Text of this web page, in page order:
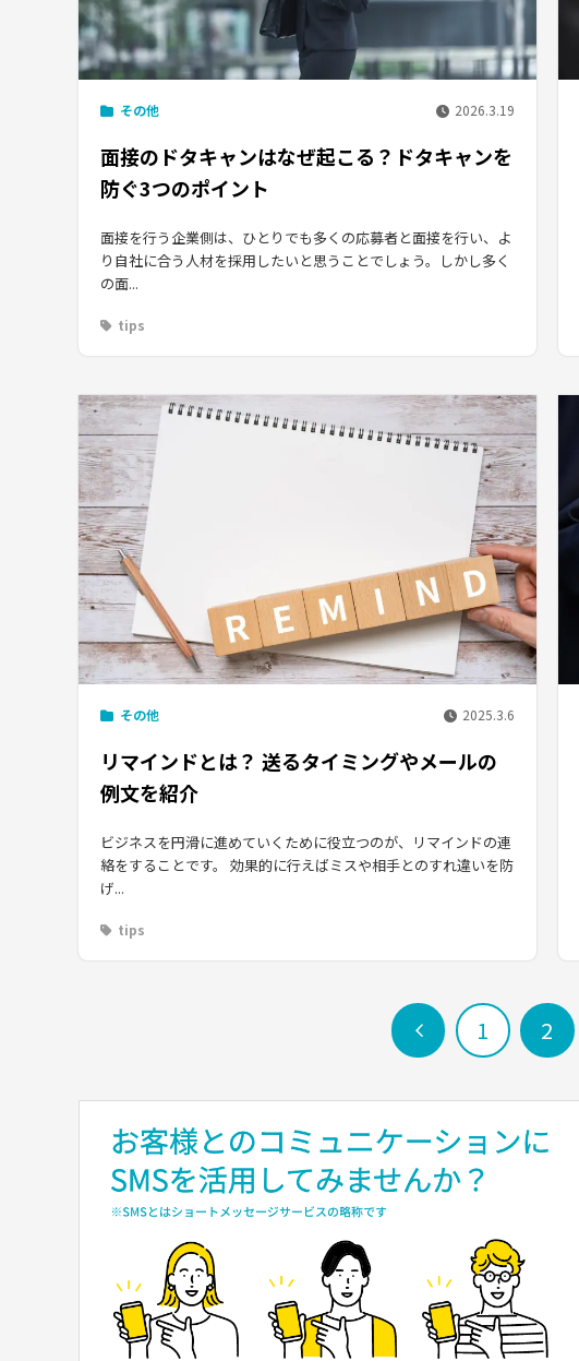
その他 2026.3.19
面接のドタキャンはなぜ起こる？ドタキャンを
防ぐ3つのポイント
面接を行う企業側は、ひとりでも多くの応募者と面接を行い、よ
り自社に合う人材を採用したいと思うことでしょう。しかし多く
の面...
tips
その他 2025.3.6
リマインドとは？ 送るタイミングやメールの
例文を紹介
ビジネスを円滑に進めていくために役立つのが、リマインドの連
絡をすることです。 効果的に行えばミスや相手とのすれ違いを防
げ...
tips
前 1 2